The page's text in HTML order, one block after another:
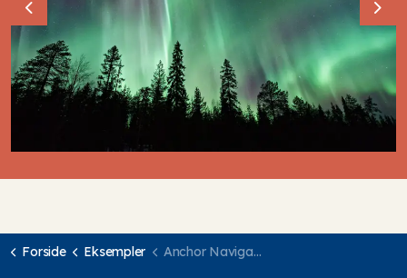
Previous
Forside Eksempler Anchor Navigation